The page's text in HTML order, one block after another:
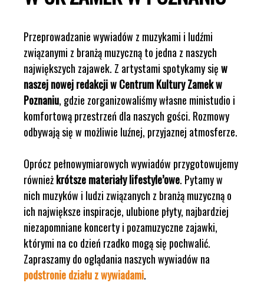
Przeprowadzanie wywiadów z muzykami i ludźmi
związanymi z branżą muzyczną to jedna z naszych
największych zajawek. Z artystami spotykamy sięw
naszej nowej redakcji w Centrum Kultury Zamek w
Poznaniu, gdzie zorganizowaliśmy własne ministudio i
komfortową przestrzeń dla naszych gości. Rozmowy
odbywają się w możliwie luźnej, przyjaznej atmosferze.
Oprócz pełnowymiarowych wywiadów przygotowujemy
równieżkrótsze materiały lifestyle’owe. Pytamy w
nich muzyków i ludzi związanych z branżą muzyczną o
ich największe inspiracje, ulubione płyty, najbardziej
niezapomniane koncerty i pozamuzyczne zajawki,
którymi na co dzień rzadko mogą się pochwalić.
Zapraszamy do oglądania naszych wywiadów na
podstronie działu z wywiadami.